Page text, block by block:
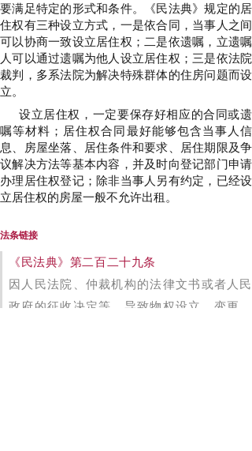
要满足特定的形式和条件。《民法典》规定的居
住权有三种设立方式，一是依合同，当事人之间
可以协商一致设立居住权；二是依遗嘱，立遗嘱
人可以通过遗嘱为他人设立居住权；三是依法院
裁判，多系法院为解决特殊群体的住房问题而设
立。
设立居住权，一定要保存好相应的合同或遗
嘱等材料；居住权合同最好能够包含当事人信
息、房屋坐落、居住条件和要求、居住期限及争
议解决方法等基本内容，并及时向登记部门申请
办理居住权登记；除非当事人另有约定，已经设
立居住权的房屋一般不允许出租。
法条链接
《民法典》第二百二十九条
因人民法院、仲裁机构的法律文书或者人民
政府的征收决定等，导致物权设立、变更、